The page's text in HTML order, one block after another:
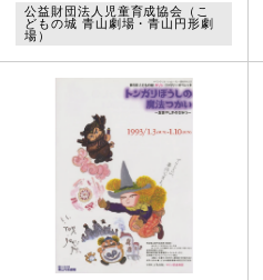
う」
ーからSOS⁉「お願い、すぐにアメ
リカに来て！」二人の住む町で、
凶悪な銀行強盗ビリー・ザ・キャ
ットがあばれまわっているのだ。
チャックは「拳銃を持たせればア
メリカで一番」と評判のブルドッ
グ・ホリディに弟子入り。ビリー
と決闘だ！場所は、町はずれのサ
ボテン牧場。はたしてチャックは
ビリーに勝てるだろうか。心配す
公益財団法人児童育成協会（こ
どもの城 青山劇場・青山円形劇
場）